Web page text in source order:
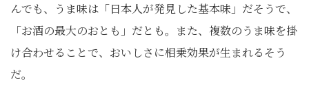
んでも、うま味は「日本人が発見した基本味」だそうで、
「お酒の最大のおとも」だとも。また、複数のうま味を掛
け合わせることで、おいしさに相乗効果が生まれるそう
だ。